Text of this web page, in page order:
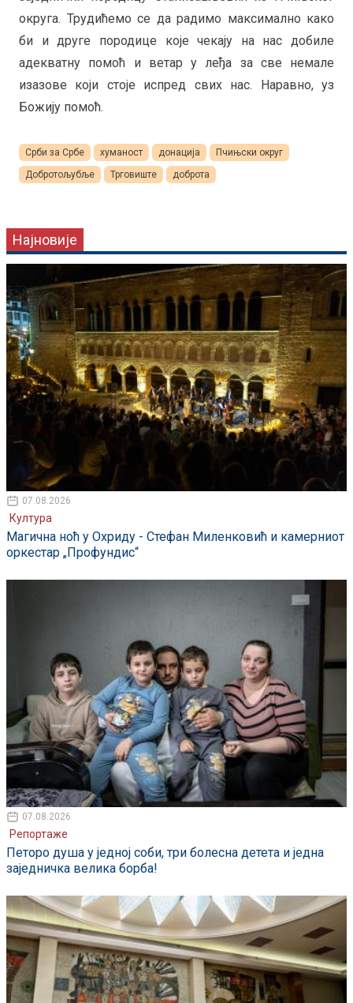
округа. Трудићемо се да радимо максимално како
би и друге породице које чекају на нас добиле
адекватну помоћ и ветар у леђа за све немале
изазове који стоје испред свих нас. Наравно, уз
Божију помоћ.
Срби за Србе хуманост донација
Пчињски округ
Добротољубље
Трговиште доброта
Најновије
07.08.2026
Култура
Магична ноћ у Охриду - Стефан Миленковић и камерниот
оркестар „Профундис“
07.08.2026
Репортаже
Петоро душа у једној соби, три болесна детета и једна
заједничка велика борба!